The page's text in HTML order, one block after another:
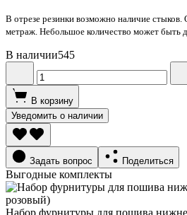
В отрезе резинки возможно наличие стыков.
метраж. Небольшое количество может быть
В наличии545
В корзину
Уведомить о наличии
Задать вопрос Поделиться
Выгодные комплекты